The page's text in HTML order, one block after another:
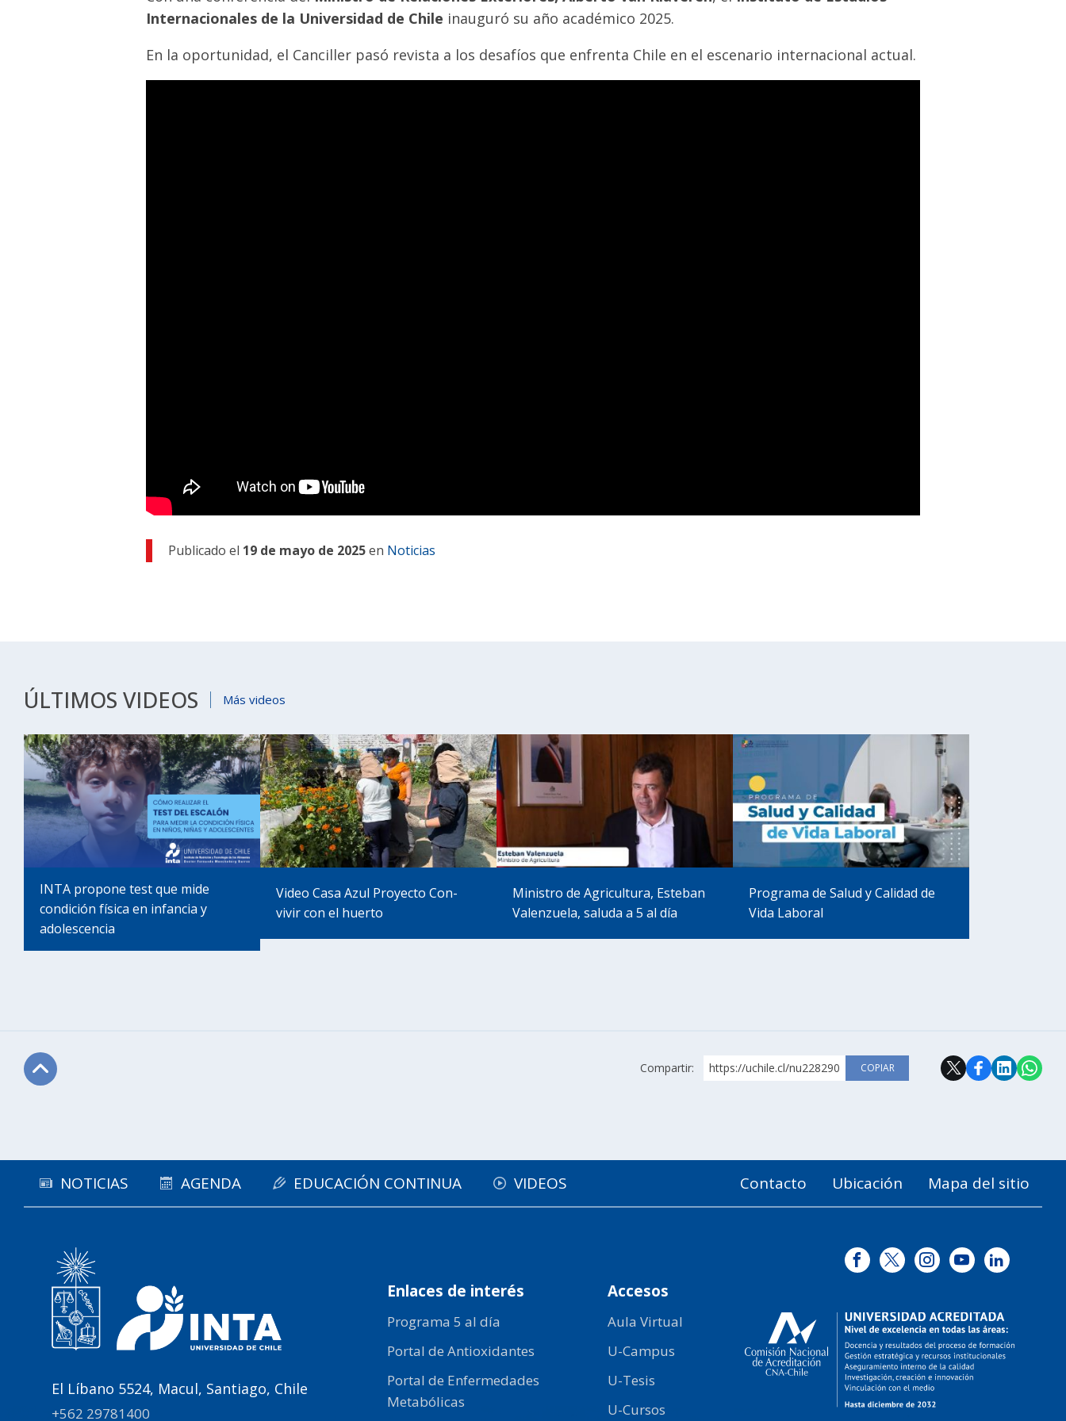
Internacionales de la Universidad de Chile inauguró su año académico 2025.
En la oportunidad, el Canciller pasó revista a los desafíos que enfrenta Chile en el escenario internacional actual.
Publicado el 19 de mayo de 2025en Noticias
ÚLTIMOS VIDEOS Más videos
INTA propone test que mide
condición física en infancia y
adolescencia
Video Casa Azul Proyecto Con-
vivir con el huerto
Ministro de Agricultura, Esteban
Valenzuela, saluda a 5 al día
Programa de Salud y Calidad de
Vida Laboral
Compartir: https://uchile.cl/nu228290 COPIAR
NOTICIAS AGENDA EDUCACIÓN CONTINUA VIDEOS Contacto Ubicación Mapa del sitio
El Líbano 5524, Macul, Santiago, Chile
+562 29781400
Enlaces de interés
Programa 5 al día
Portal de Antioxidantes
Portal de Enfermedades
Metabólicas
Accesos
Aula Virtual
U-Campus
U-Tesis
U-Cursos